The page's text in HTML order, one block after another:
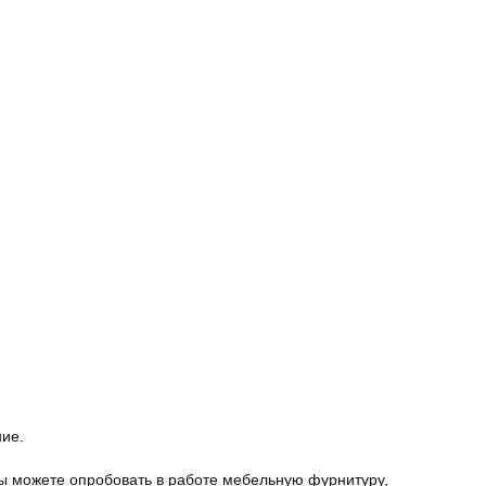
опробовать в работе мебельную фурнитуру,